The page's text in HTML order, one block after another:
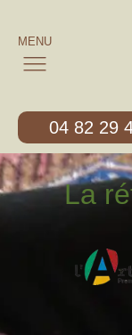
MENU
04 82 29
La